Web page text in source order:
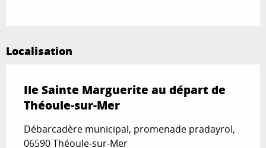
Localisation
Ile Sainte Marguerite au départ de
Théoule-sur-Mer
Débarcadère municipal, promenade pradayrol,
06590 Théoule-sur-Mer